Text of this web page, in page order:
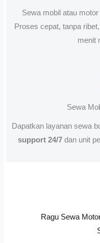
Sewa mobil atau
Proses cepat, tanpa
menit
Sewa
Dapatkan layanan sewa
support 24/7dan unit
Ragu Sewa